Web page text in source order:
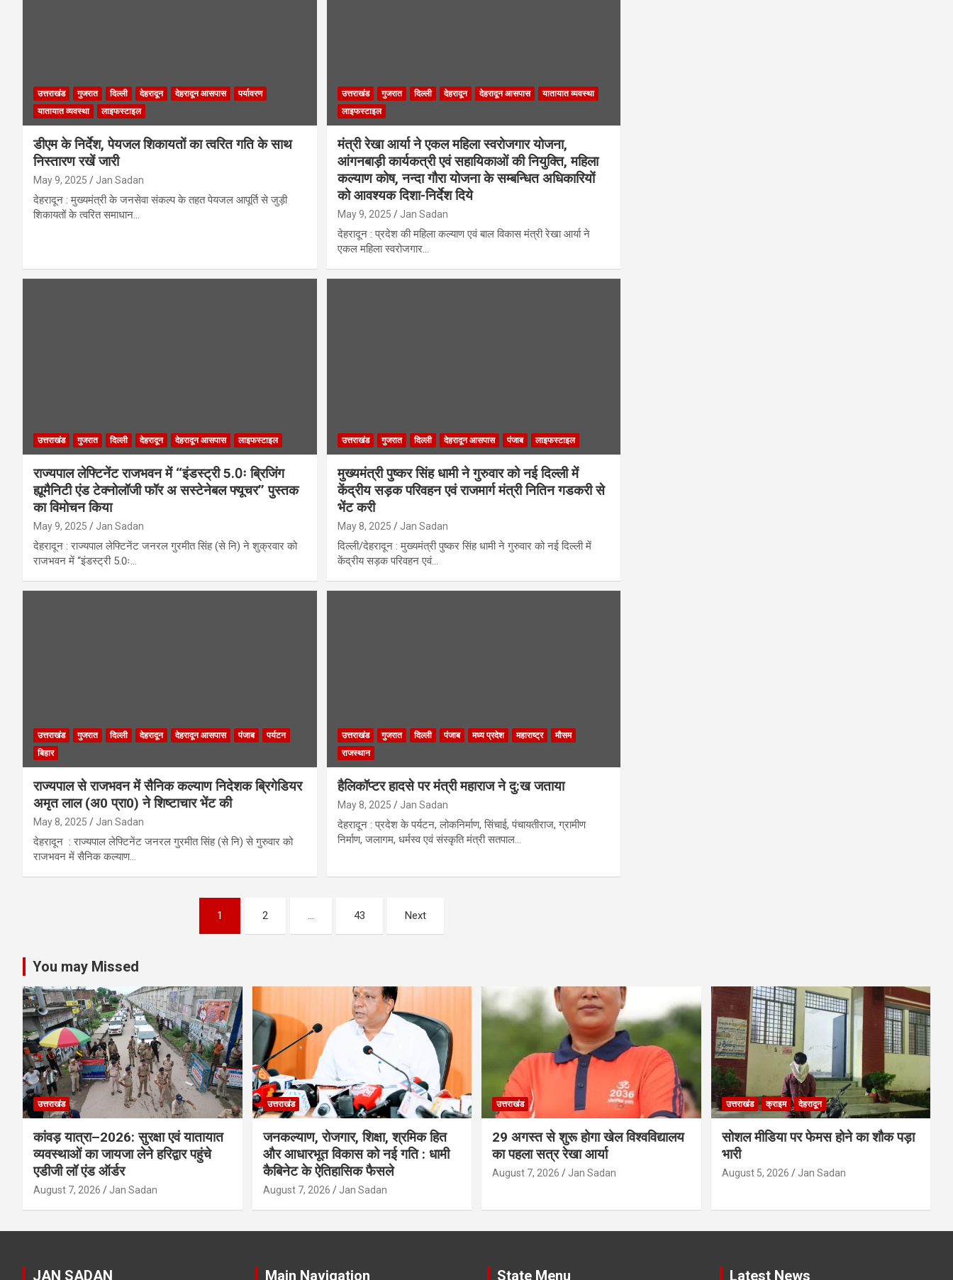
उत्तराखंड गुजरात दिल्ली देहरादून देहरादून आसपास
पर्यावरण
यातायात व्यवस्था
लाइफस्टाइल
डीएम के निर्देश, पेयजल शिकायतों का त्वरित गति के साथ
निस्तारण रखें जारी
May 9, 2025 Jan Sadan
देहरादून : मुख्यमंत्री के जनसेवा संकल्प के तहत पेयजल आपूर्ति से जुड़ी
शिकायतों के त्वरित समाधान…
उत्तराखंड गुजरात दिल्ली देहरादून देहरादून आसपास
यातायात व्यवस्था
लाइफस्टाइल
मंत्री रेखा आर्या ने एकल महिला स्वरोजगार योजना,
आंगनबाड़ी कार्यकत्री एवं सहायिकाओं की नियुक्ति, महिला
कल्याण कोष, नन्दा गौरा योजना के सम्बन्धित अधिकारियों
को आवश्यक दिशा-निर्देश दिये
May 9, 2025 Jan Sadan
देहरादून : प्रदेश की महिला कल्याण एवं बाल विकास मंत्री रेखा आर्या ने
एकल महिला स्वरोजगार…
उत्तराखंड गुजरात दिल्ली देहरादून देहरादून आसपास लाइफस्टाइल
राज्यपाल लेफ्टिनेंट राजभवन में ‘‘इंडस्ट्री 5.0ः ब्रिजिंग
ह्यूमैनिटी एंड टेक्नोलॉजी फॉर अ सस्टेनेबल फ्यूचर’’ पुस्तक
का विमोचन किया
May 9, 2025 Jan Sadan
देहरादून : राज्यपाल लेफ्टिनेंट जनरल गुरमीत सिंह (से नि) ने शुक्रवार को
राजभवन में ‘‘इंडस्ट्री 5.0ः…
उत्तराखंड गुजरात दिल्ली देहरादून आसपास पंजाब लाइफस्टाइल
मुख्यमंत्री पुष्कर सिंह धामी ने गुरुवार को नई दिल्ली में
केंद्रीय सड़क परिवहन एवं राजमार्ग मंत्री नितिन गडकरी से
भेंट करी
May 8, 2025 Jan Sadan
दिल्ली/देहरादून : मुख्यमंत्री पुष्कर सिंह धामी ने गुरुवार को नई दिल्ली में
केंद्रीय सड़क परिवहन एवं…
उत्तराखंड गुजरात दिल्ली देहरादून देहरादून आसपास पंजाब
पर्यटन
बिहार
राज्यपाल से राजभवन में सैनिक कल्याण निदेशक ब्रिगेडियर
अमृत लाल (अ0 प्रा0) ने शिष्टाचार भेंट की
May 8, 2025 Jan Sadan
देहरादून : राज्यपाल लेफ्टिनेंट जनरल गुरमीत सिंह (से नि) से गुरुवार को
राजभवन में सैनिक कल्याण…
उत्तराखंड गुजरात दिल्ली पंजाब मध्य प्रदेश महाराष्ट्र
मौसम
राजस्थान
हैलिकॉप्टर हादसे पर मंत्री महाराज ने दु:ख जताया
May 8, 2025 Jan Sadan
देहरादून : प्रदेश के पर्यटन, लोकनिर्माण, सिंचाई, पंचायतीराज, ग्रामीण
निर्माण, जलागम, धर्मस्व एवं संस्कृति मंत्री सतपाल…
1 2 … 43 Next
You may Missed
उत्तराखंड
कांवड़ यात्रा–2026: सुरक्षा एवं यातायात
व्यवस्थाओं का जायजा लेने हरिद्वार पहुंचे
एडीजी लॉ एंड ऑर्डर
August 7, 2026 Jan Sadan
उत्तराखंड
जनकल्याण, रोजगार, शिक्षा, श्रमिक हित
और आधारभूत विकास को नई गति : धामी
कैबिनेट के ऐतिहासिक फैसले
August 7, 2026 Jan Sadan
उत्तराखंड
29 अगस्त से शुरू होगा खेल विश्वविद्यालय
का पहला सत्र रेखा आर्या
August 7, 2026 Jan Sadan
उत्तराखंड क्राइम देहरादून
सोशल मीडिया पर फेमस होने का शौक पड़ा
भारी
August 5, 2026 Jan Sadan
JAN SADAN Main Navigation State Menu Latest News